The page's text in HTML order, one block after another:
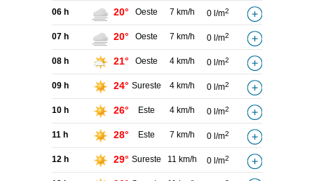
06 h 20° Oeste 7 km/h 0 l/m2
07 h 20° Oeste 7 km/h 0 l/m2
08 h 21° Oeste 4 km/h 0 l/m2
09 h 24° Sureste 4 km/h 0 l/m2
10 h 26° Este 4 km/h 0 l/m2
11 h 28° Este 7 km/h 0 l/m2
12 h 29° Sureste 11 km/h 0 l/m2